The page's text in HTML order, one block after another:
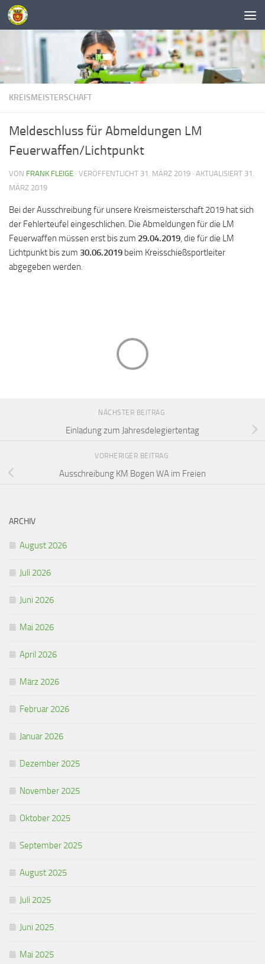
Unter dem Inhalt
KREISMEISTERSCHAFT
Meldeschluss für Abmeldungen LM
Feuerwaffen/Lichtpunkt
VON FRANK FLEIGE · VERÖFFENTLICHT 31. MÄRZ 2019 · AKTUALISIERT 31.
MÄRZ 2019
Bei der Ausschreibung für unsere Kreismeisterschaft 2019 hat sich
der Fehlerteufel eingeschlichen. Die Abmeldungen für die LM
Feuerwaffen müssen erst bis zum 29.04.2019, die für die LM
Lichtpunkt bis zum 30.06.2019 beim Kreisschießsportleiter
abgegeben werden.
NÄCHSTER BEITRAG
Einladung zum Jahresdelegiertentag
VORHERIGER BEITRAG
Ausschreibung KM Bogen WA im Freien
ARCHIV
August 2026
Juli 2026
Juni 2026
Mai 2026
April 2026
März 2026
Februar 2026
Januar 2026
Dezember 2025
November 2025
Oktober 2025
September 2025
August 2025
Juli 2025
Juni 2025
Mai 2025